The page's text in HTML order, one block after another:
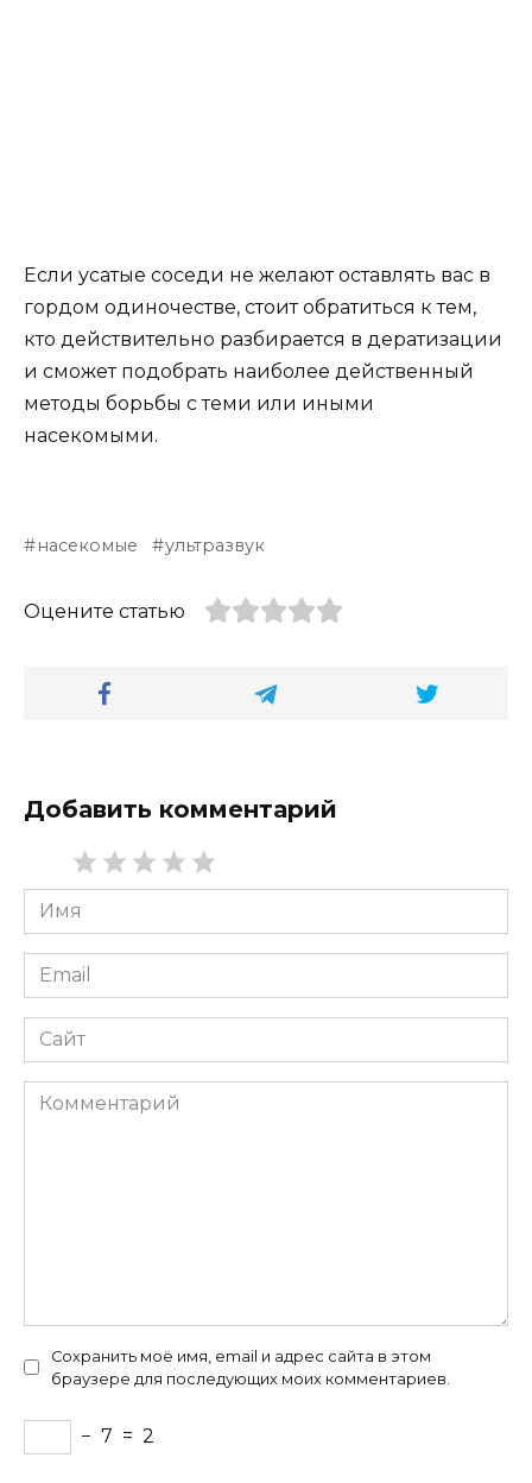
Если усатые соседи не желают оставлять вас в
гордом одиночестве, стоит обратиться к тем,
кто действительно разбирается в дератизации
и сможет подобрать наиболее действенный
методы борьбы с теми или иными
насекомыми.
насекомые ультразвук
Оцените статью
Добавить комментарий
Имя
*
Email
*
Сайт
Комментарий
Сохранить моё имя, email и адрес сайта в этом
браузере для последующих моих комментариев.
− 7 = 2